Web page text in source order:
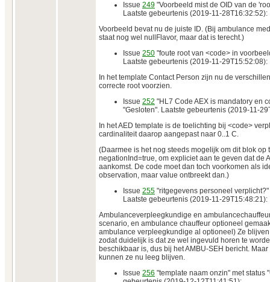
Issue 249 "Voorbeeld mist de OID van de
Laatste gebeurtenis (2019-11-28T16:32:52):
Voorbeeld bevat nu de juiste ID. (Bij ambulance
staat nog wel nullFlavor, maar dat is terecht.)
Issue 250 "foute root van <code> in
Laatste gebeurtenis (2019-11-29T15:52:08):
In het template Contact Person zijn nu de
correcte root voorzien.
Issue 252 "HL7 Code AEX is mandatory en
"Gesloten". Laatste gebeurtenis (2019-11-
In het AED template is de toelichting bij <code>
cardinaliteit daarop aangepast naar 0..1 C.
(Daarmee is het nog steeds mogelijk om dit blok op
negationInd=true, om expliciet aan te geven dat de
aankomst. De code moet dan toch voorkomen als
observation, maar value ontbreekt dan.)
Issue 255 "ritgegevens personeel
Laatste gebeurtenis (2019-11-29T15:48:21):
Ambulanceverpleegkundige en
scenario, en ambulance chauffeur optioneel
ambulance verpleegkundige al optioneel) Ze
zodat duidelijk is dat ze wel ingevuld horen te
beschikbaar is, dus bij het AMBU-SEH bericht.
kunnen ze nu leeg blijven.
Issue 256 "template naam onzin" met status